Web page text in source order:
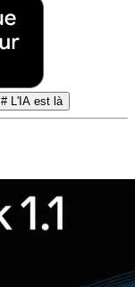
# L'IA est là